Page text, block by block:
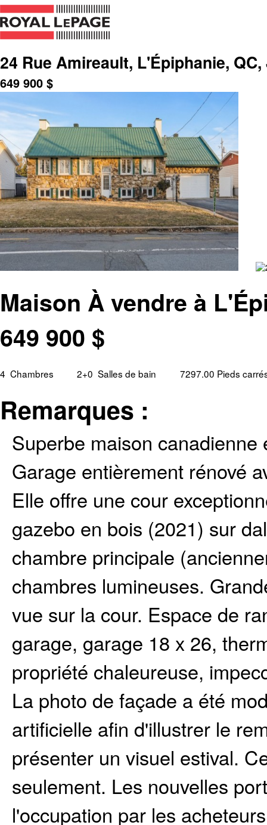
24 Rue Amireault, L'Épiphanie, QC,
649 900 $
Maison À vendre à
649 900 $
4 Chambres 2+0 Salles de bain 7297.00 Pieds
Remarques :
Superbe maison
Garage entièrement rénové
Elle offre une cour
gazebo en bois (2021) sur
chambre principale
chambres lumineuses.
vue sur la cour. Espace de
garage, garage 18 x 26,
propriété chaleureuse,
La photo de façade a été
artificielle afin d'illustrer le
présenter un visuel estival.
seulement. Les nouvelles
l'occupation par les